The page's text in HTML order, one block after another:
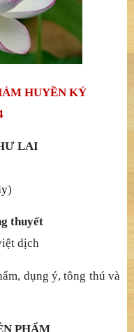
KÝ Q4
3
HUYỀN KÝ
LAI